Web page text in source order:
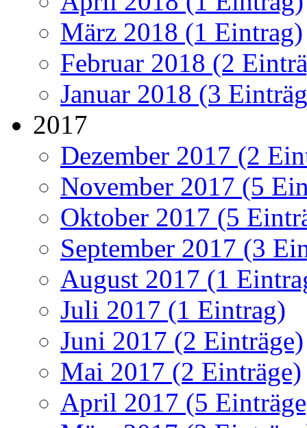
März 2018 (1 Eintrag)
Februar 2018 (2
Januar 2018 (3
2017
Dezember 2017 (2
November 2017 (5
Oktober 2017 (5
September 2017 (3
August 2017 (1
Juli 2017 (1 Eintrag)
Juni 2017 (2 Einträge)
Mai 2017 (2 Einträge)
April 2017 (5